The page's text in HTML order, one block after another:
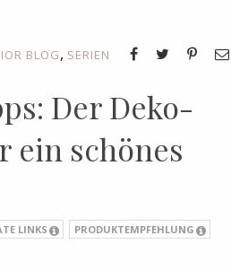
BLOG, SERIEN
Der Deko-
ein schönes
LINKS PRODUKTEMPFEHLUNG